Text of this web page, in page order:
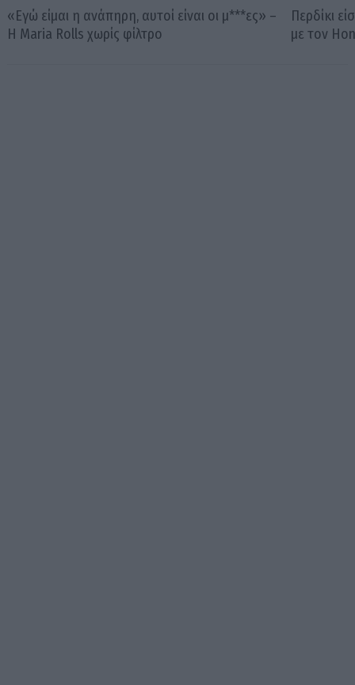
«Εγώ είμαι η ανάπηρη, αυτοί είναι οι μ***ες» –
Η Maria Rolls χωρίς φίλτρο
Περδίκι
με τον